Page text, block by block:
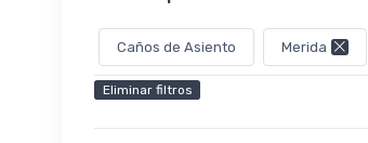
Caños de Asiento Merida
Eliminar filtros